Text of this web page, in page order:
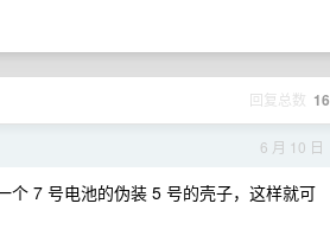
回复总数 16
6 月 10 日
个 7 号电池的伪装 5 号的壳子，这样就可